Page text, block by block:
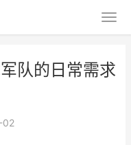
队的日常需求
02